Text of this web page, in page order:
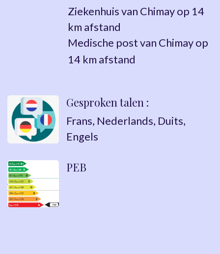
Ziekenhuis van Chimay op 14
km afstand
Medische post van Chimay op
14 km afstand
Gesproken talen :
Frans, Nederlands, Duits,
Engels
PEB